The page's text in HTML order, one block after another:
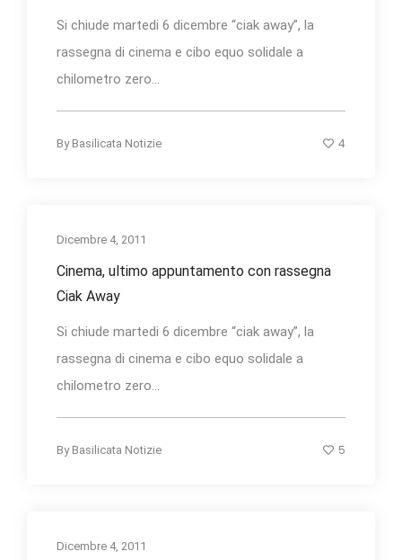
Si chiude martedi 6 dicembre “ciak away”, la
rassegna di cinema e cibo equo solidale a
chilometro zero...
By Basilicata Notizie 4
Dicembre 4, 2011
Cinema, ultimo appuntamento con rassegna
Ciak Away
Si chiude martedi 6 dicembre “ciak away”, la
rassegna di cinema e cibo equo solidale a
chilometro zero...
By Basilicata Notizie 5
Dicembre 4, 2011